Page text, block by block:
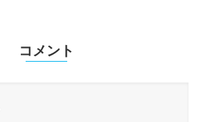
コメント